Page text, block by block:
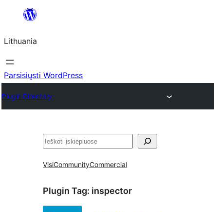
turinio
Lithuania
Parsisiųsti WordPress
Plugin Directory
Paieška
VisiCommunityCommercial
Plugin Tag: inspector